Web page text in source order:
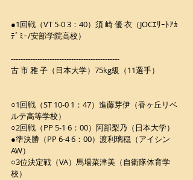
●1回戦（VT 5-0 3：40）須 崎 優 衣（JOCｴﾘｰﾄｱｶ
ﾃﾞﾐｰ/安部学院高校）
---------------------------------------------
古 市 雅 子（日本大学）75kg級（11選手）
○1回戦（ST 10-0 1：47）進藤芽伊（香ヶ丘リベ
ルテ高等学校）
○2回戦（PP 5-1 6：00）阿部梨乃（日本大学）
●準決勝（PP 6-4 6：00）渡利璃穏（アイシン
AW）
○3位決定戦（VA）馬場菜津美（自衛隊体育学
校）